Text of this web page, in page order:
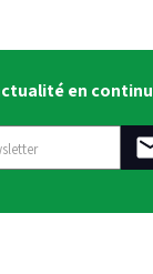
en continu